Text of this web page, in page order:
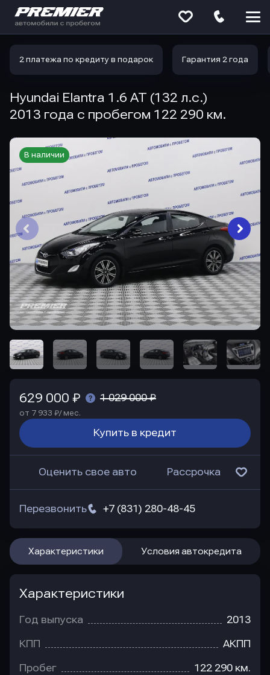
2 платежа по кредиту в подарок Гарантия 2 года
Hyundai Elantra 1.6 AT (132 л.с.)
2013 года с пробегом 122 290 км.
В наличии
629 000 ₽ 1 029 000 ₽
от 7 933 ₽/ мес.
Купить в кредит
Оценить свое авто Рассрочка
+7 (831) 280-48-45
Перезвонить
Характеристики Условия автокредита
Характеристики
Год выпуска 2013
КПП АКПП
Пробег 122 290 км.